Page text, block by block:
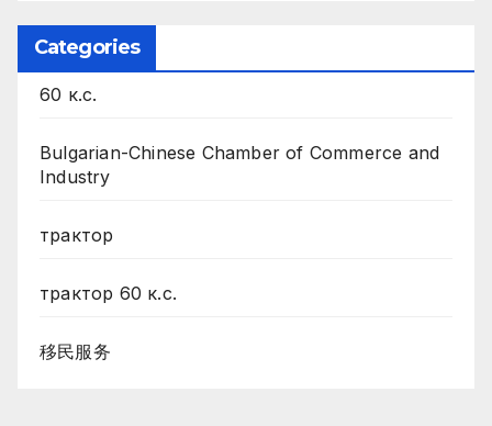
Categories
60 к.с.
Bulgarian-Chinese Chamber of Commerce and
Industry
трактор
трактор 60 к.с.
移民服务